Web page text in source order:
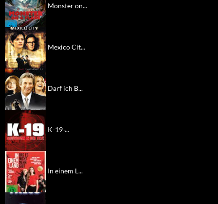
Monster on...
Mexico Cit...
Darf ich B...
K-19 ̵...
In einem L...